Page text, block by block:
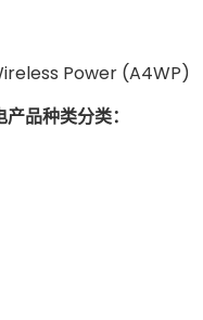
Power (A4WP)
品种类分类：